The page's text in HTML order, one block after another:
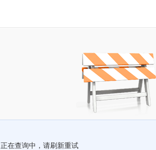
正在查询中，请刷新重试